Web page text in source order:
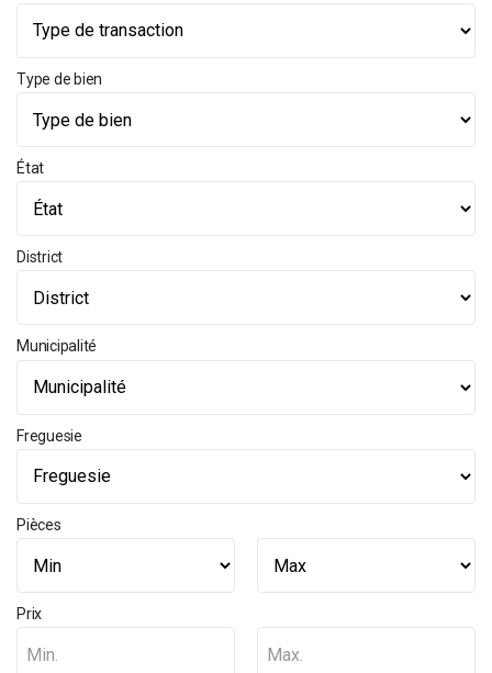
Type de bien
État
District
Municipalité
Freguesie
Pièces
Prix
Min. Max.